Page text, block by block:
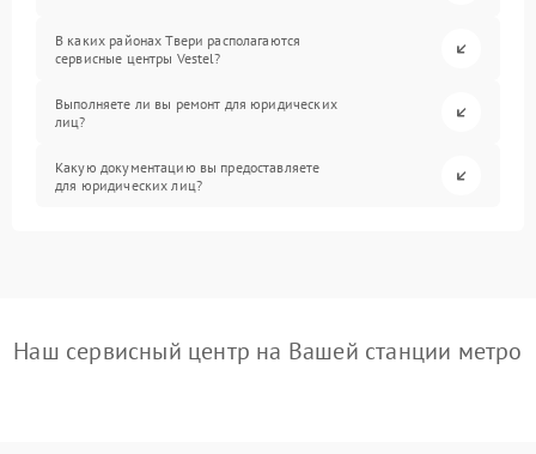
В каких районах Твери располагаются
сервисные центры Vestel?
Выполняете ли вы ремонт для юридических
лиц?
Какую документацию вы предоставляете
для юридических лиц?
Наш сервисный центр на Вашей станции метро